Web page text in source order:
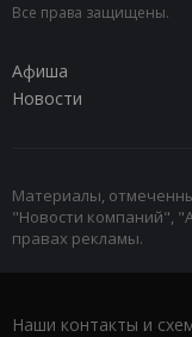
Все права защищены.
Афиша
Новости
Материалы,
"Новости компаний",
правах рекламы.
Наши контакты и